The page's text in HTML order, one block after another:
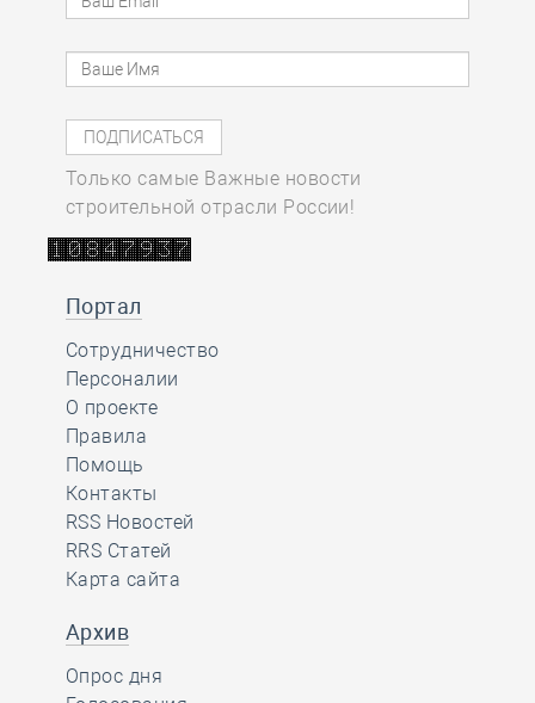
Только самые Важные новости
строительной отрасли России!
Портал
Сотрудничество
Персоналии
О проекте
Правила
Помощь
Контакты
RSS Новостей
RRS Статей
Карта сайта
Архив
Опрос дня